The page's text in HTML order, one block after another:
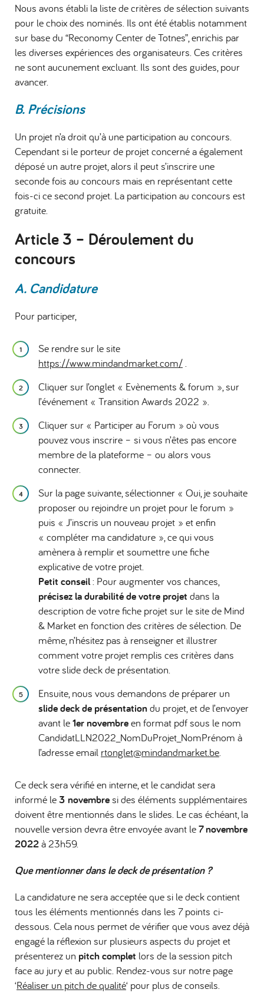
Nous avons établi la liste de critères de sélection suivants
pour le choix des nominés. Ils ont été établis notamment
sur base du “Reconomy Center de Totnes”, enrichis par
les diverses expériences des organisateurs. Ces critères
ne sont aucunement excluant. Ils sont des guides, pour
avancer.
B. Précisions
Un projet n’a droit qu’à une participation au concours.
Cependant si le porteur de projet concerné a également
déposé un autre projet, alors il peut s’inscrire une
seconde fois au concours mais en représentant cette
fois-ci ce second projet. La participation au concours est
gratuite.
Article 3 – Déroulement du
concours
A. Candidature
Pour participer,
Se rendre sur le site
https://www.mindandmarket.com/
Cliquer sur l’onglet « Evènements & forum », sur
l’événement « Transition Awards 2022 ».
Cliquer sur « Participer au Forum » où vous
pouvez vous inscrire – si vous n’êtes pas encore
membre de la plateforme – ou alors vous
connecter.
Sur la page suivante, sélectionner « Oui, je souhaite
proposer ou rejoindre un projet pour le forum »
puis « J’inscris un nouveau projet » et enfin
« compléter ma candidature », ce qui vous
amènera à remplir et soumettre une fiche
explicative de votre projet.
Petit conseil: Pour augmenter vos chances,
précisez la durabilité de votre projet dans la
description de votre fiche projet sur le site de Mind
& Market en fonction des critères de sélection. De
même, n’hésitez pas à renseigner et illustrer
comment votre projet remplis ces critères dans
votre slide deck de présentation.
Ensuite, nous vous demandons de préparer un
slide deck de présentationdu projet, et de l’envoyer
avant le1er novembreen format pdf sous le nom
CandidatLLN2022_NomDuProjet_NomPrénom à
l’adresse email rtonglet@mindandmarket.be
Ce deck sera vérifié en interne, et le candidat sera
informé le3 novembresi des éléments supplémentaires
doivent être mentionnés dans le slides. Le cas échéant, la
nouvelle version devra être envoyée avant le7 novembre
2022à 23h59.
Que mentionner dans le deck de présentation ?
La candidature ne sera acceptée que si le deck contient
tous les éléments mentionnés dans les 7 points ci-
dessous. Cela nous permet de vérifier que vous avez déjà
engagé la réflexion sur plusieurs aspects du projet et
présenterez un pitch complet lors de la session pitch
face au jury et au public. Rendez-vous sur notre page
‘Réaliser un pitch de qualité‘ pour plus de conseils.